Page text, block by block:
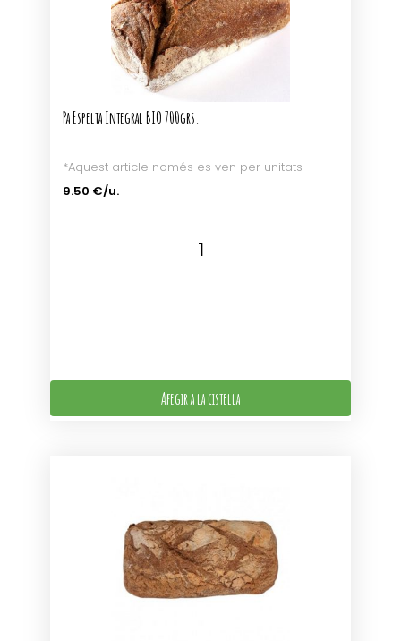
Pa Espelta Integral BIO 700grs.
*Aquest article només es ven per unitats
9.50 €/u.
Afegir a la cistella